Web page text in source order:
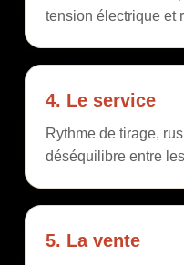
tension électrique et
4. Le service
Rythme de tirage,
déséquilibre entre
5. La vente